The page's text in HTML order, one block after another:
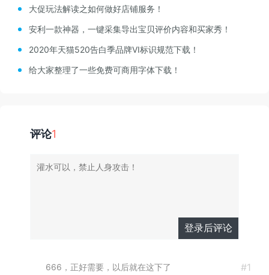
大促玩法解读之如何做好店铺服务！
安利一款神器，一键采集导出宝贝评价内容和买家秀！
2020年天猫520告白季品牌VI标识规范下载！
给大家整理了一些免费可商用字体下载！
评论1
有人回复时邮
登录后评论
#1
666，正好需要，以后就在这下了